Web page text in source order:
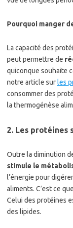
Pourquoi manger
La capacité des
peut permettre de
quiconque souhaite
notre article surles
consommer des
la thermogénèse
2. Les protéines
Outre la diminution
stimule le
l’énergie pour
aliments. C’est ce
Celui des protéines
des lipides.